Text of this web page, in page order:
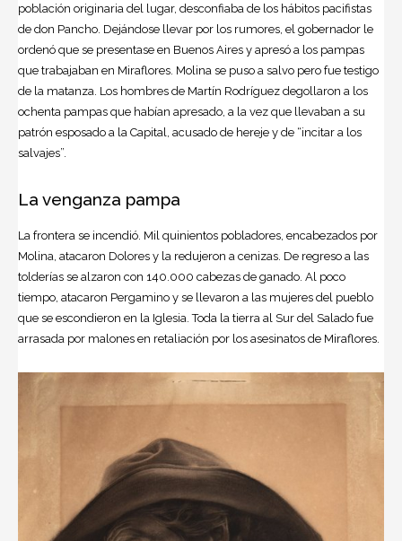
población originaria del lugar, desconfiaba de los hábitos pacifistas
de don Pancho. Dejándose llevar por los rumores, el gobernador le
ordenó que se presentase en Buenos Aires y apresó a los pampas
que trabajaban en Miraflores. Molina se puso a salvo pero fue testigo
de la matanza. Los hombres de Martín Rodríguez degollaron a los
ochenta pampas que habían apresado, a la vez que llevaban a su
patrón esposado a la Capital, acusado de hereje y de “incitar a los
salvajes”.
La venganza pampa
La frontera se incendió. Mil quinientos pobladores, encabezados por
Molina, atacaron Dolores y la redujeron a cenizas. De regreso a las
tolderías se alzaron con 140.000 cabezas de ganado. Al poco
tiempo, atacaron Pergamino y se llevaron a las mujeres del pueblo
que se escondieron en la Iglesia. Toda la tierra al Sur del Salado fue
arrasada por malones en retaliación por los asesinatos de Miraflores.